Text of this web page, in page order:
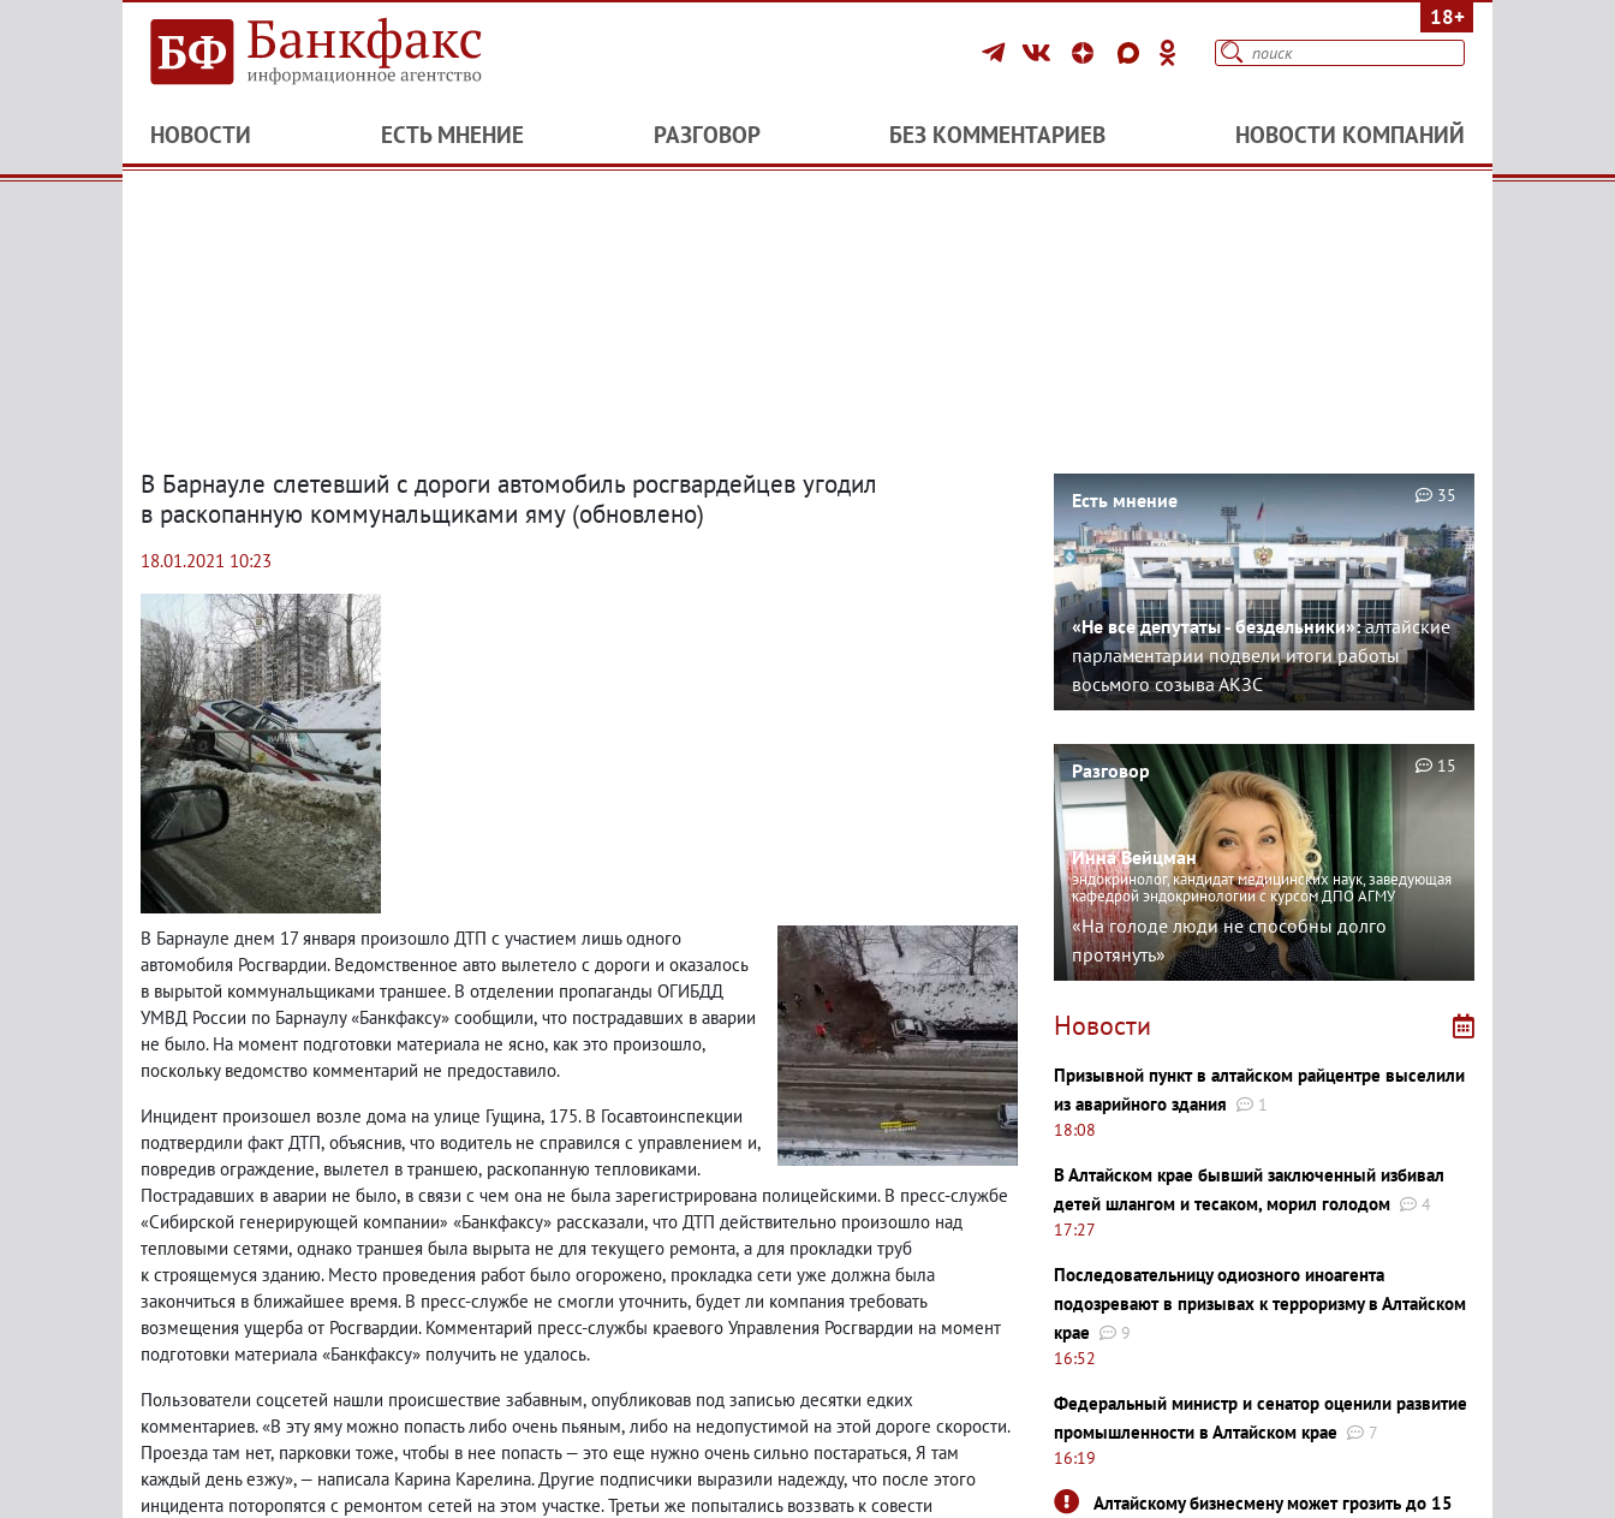
18+
НОВОСТИ ЕСТЬ МНЕНИЕ РАЗГОВОР БЕЗ КОММЕНТАРИЕВ НОВОСТИ КОМПАНИЙ
В Барнауле слетевший с дороги автомобиль росгвардейцев угодил
в раскопанную коммунальщиками яму (обновлено)
18.01.2021 10:23
В Барнауле днем 17 января произошло ДТП с участием лишь одного
автомобиля Росгвардии. Ведомственное авто вылетело с дороги и оказалось
в вырытой коммунальщиками траншее. В отделении пропаганды ОГИБДД
УМВД России по Барнаулу «Банкфаксу» сообщили, что пострадавших в аварии
не было. На момент подготовки материала не ясно, как это произошло,
поскольку ведомство комментарий не предоставило.
Инцидент произошел возле дома на улице Гущина, 175. В Госавтоинспекции
подтвердили факт ДТП, объяснив, что водитель не справился с управлением и,
повредив ограждение, вылетел в траншею, раскопанную тепловиками.
Пострадавших в аварии не было, в связи с чем она не была зарегистрирована полицейскими. В пресс-службе
«Сибирской генерирующей компании» «Банкфаксу» рассказали, что ДТП действительно произошло над
тепловыми сетями, однако траншея была вырыта не для текущего ремонта, а для прокладки труб
к строящемуся зданию. Место проведения работ было огорожено, прокладка сети уже должна была
закончиться в ближайшее время. В пресс-службе не смогли уточнить, будет ли компания требовать
возмещения ущерба от Росгвардии. Комментарий пресс-службы краевого Управления Росгвардии на момент
подготовки материала «Банкфаксу» получить не удалось.
Пользователи соцсетей нашли происшествие забавным, опубликовав под записью десятки едких
комментариев. «В эту яму можно попасть либо очень пьяным, либо на недопустимой на этой дороге скорости.
Проезда там нет, парковки тоже, чтобы в нее попасть — это еще нужно очень сильно постараться, Я там
каждый день езжу», — написала Карина Карелина. Другие подписчики выразили надежду, что после этого
инцидента поторопятся с ремонтом сетей на этом участке. Третьи же попытались воззвать к совести
Есть мнение
«Не все депутаты - бездельники»:алтайские
парламентарии подвели итоги работы
восьмого созыва АКЗС
35
Разговор
Инна Вейцман
эндокринолог, кандидат медицинских наук, заведующая
кафедрой эндокринологии с курсом ДПО АГМУ
«На голоде люди не способны долго
протянуть»
15
Новости
Призывной пункт в алтайском райцентре выселили
из аварийного здания
1
18:08
В Алтайском крае бывший заключенный избивал
детей шлангом и тесаком, морил голодом
4
17:27
Последовательницу одиозного иноагента
подозревают в призывах к терроризму в Алтайском
крае
9
16:52
Федеральный министр и сенатор оценили развитие
промышленности в Алтайском крае
7
16:19
Алтайскому бизнесмену может грозить до 15